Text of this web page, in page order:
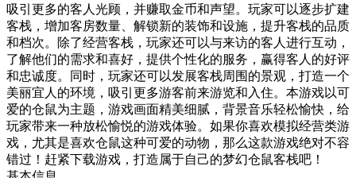
吸引更多的客人光顾，并赚取金币和声望。玩家可以逐步扩建
客栈，增加客房数量、解锁新的装饰和设施，提升客栈的品质
和档次。除了经营客栈，玩家还可以与来访的客人进行互动，
了解他们的需求和喜好，提供个性化的服务，赢得客人的好评
和忠诚度。同时，玩家还可以发展客栈周围的景观，打造一个
美丽宜人的环境，吸引更多游客前来游览和入住。本游戏以可
爱的仓鼠为主题，游戏画面精美细腻，背景音乐轻松愉快，给
玩家带来一种放松愉悦的游戏体验。如果你喜欢模拟经营类游
戏，尤其是喜欢仓鼠这种可爱的动物，那么这款游戏绝对不容
错过！赶紧下载游戏，打造属于自己的梦幻仓鼠客栈吧！